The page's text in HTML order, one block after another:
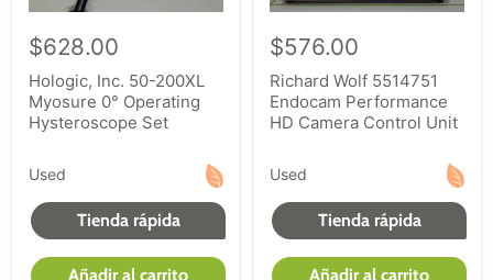
$628.00
Hologic, Inc. 50-200XL
Myosure 0° Operating
Hysteroscope Set
Used
Tienda rápida
Añadir al carrito
$576.00
Richard Wolf 5514751
Endocam Performance
HD Camera Control Unit
Used
Tienda rápida
Añadir al carrito